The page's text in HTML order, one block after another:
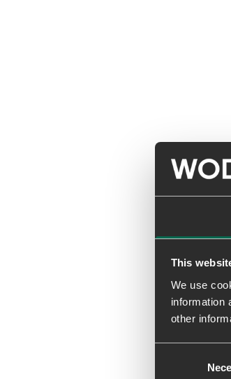
This
We use
information
other